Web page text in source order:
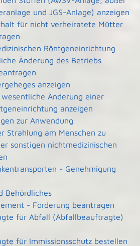
und JGS-Anlage) anzeigen
für nicht verheiratete Mütter
Röntgeneinrichtung
Änderung des Betriebs
anzeigen
Änderung einer
anzeigen
zur Anwendung
Strahlung am Menschen zu
sonstigen nichtmedizinischen
- Genehmigung
Behördliches
- Förderung beantragen
für Abfall (Abfallbeauftragte)
für Immissionsschutz bestellen